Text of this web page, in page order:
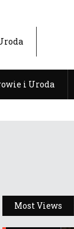
i Uroda
Most Views